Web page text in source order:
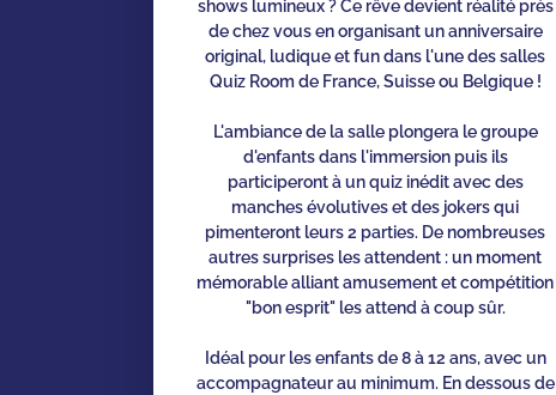
shows lumineux ? Ce rêve devient réalité près
de chez vous en organisant un anniversaire
original, ludique et fun dans l'une des salles
Quiz Room de France, Suisse ou Belgique !
L'ambiance de la salle plongera le groupe
d'enfants dans l'immersion puis ils
participeront à un quiz inédit avec des
manches évolutives et des jokers qui
pimenteront leurs 2 parties. De nombreuses
autres surprises les attendent : un moment
mémorable alliant amusement et compétition
"bon esprit" les attend à coup sûr.
Idéal pour les enfants de 8 à 12 ans, avec un
accompagnateur au minimum. En dessous de